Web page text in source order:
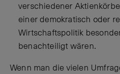
verschiedener
einer demokratisch oder
Wirtschaftspolitik
benachteiligt wären.
Wenn man die vielen